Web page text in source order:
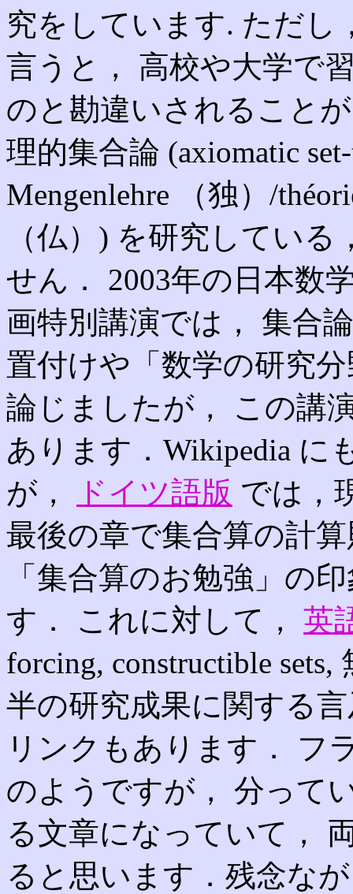
究をしています. ただし
言うと， 高校や大学で
のと勘違いされること
理的集合論 (axiomatic
Mengenlehre （独）/
（仏）) を研究してい
せん． 2003年の日本数
画特別講演では， 集合
置付けや「数学の研究
論じましたが， この講
あります．Wikipedia に
が，
ドイツ語版 では，
最後の章で集合算の計
「集合算のお勉強」の
す． これに対して， 英
forcing, constructible
半の研究成果に関する
リンクもあります． フ
のようですが， 分って
る文章になっていて，
ると思います．残念な